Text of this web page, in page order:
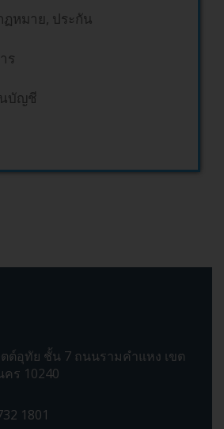
ฏหมาย, ประกัน
ร
บัญชี
ต์อุทัย ชั้น 7 ถนนรามคำแหง เขต
ร 10240
1801